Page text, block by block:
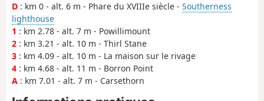
D : km 0 - alt. 6 m - Phare du XVIIIe siècle - Southerness
lighthouse
1 : km 2.78 - alt. 7 m - Powillimount
2 : km 3.21 - alt. 10 m - Thirl Stane
3 : km 4.09 - alt. 10 m - La maison sur le rivage
4 : km 4.68 - alt. 11 m - Borron Point
A : km 7.01 - alt. 7 m - Carsethorn